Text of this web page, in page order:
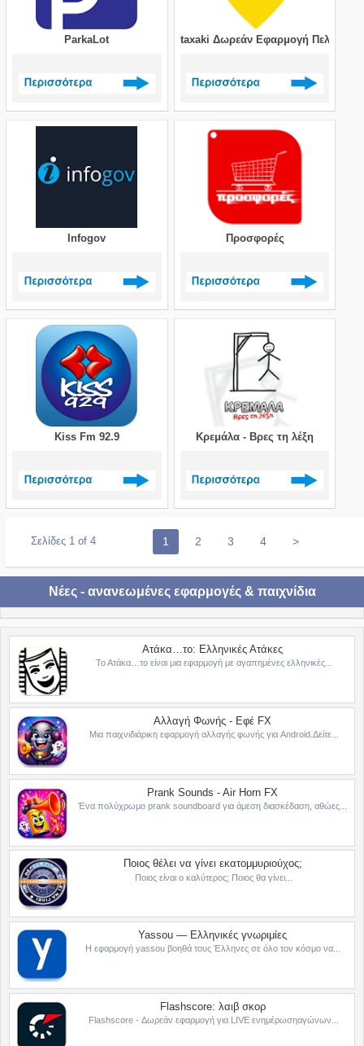
ParkaLot
Δείτε περισσότερα >
taxaki Δωρεάν Εφαρμογή Πελάτη
Infogov
Δείτε περισσότερα >
Προσφορές
Kiss Fm 92.9 Κρεμάλα - Βρες τη λέξη
Σελίδες 1 of 4 1 2 3 4 >
Νέες - ανανεωμένες εφαρμογές & παιχνίδια
Ατάκα…το: Ελληνικές Ατάκες
Το Ατάκα…το είναι μια εφαρμογή με αγαπημένες ελληνικές...
Αλλαγή Φωνής - Εφέ FX
Μια παιχνιδιάρικη εφαρμογή αλλαγής φωνής για Android.Δείτε...
Prank Sounds - Air Horn FX
Ένα πολύχρωμο prank soundboard για άμεση διασκέδαση, αθώες...
Ποιος θέλει να γίνει εκατομμυριούχος;
Ποιος είναι ο καλύτερος; Ποιος θα γίνει...
Yassou — Ελληνικές γνωριμίες
Η εφαρμογή yassou βοηθά τους Έλληνες σε όλο τον κόσμο να...
Flashscore: λαιβ σκορ
Flashscore - Δωρεάν εφαρμογή για LIVE ενημέρωσηαγώνων...